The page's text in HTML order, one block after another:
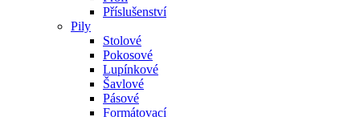
Příslušenství
Pily
Stolové
Pokosové
Lupínkové
Šavlové
Pásové
Formátovací